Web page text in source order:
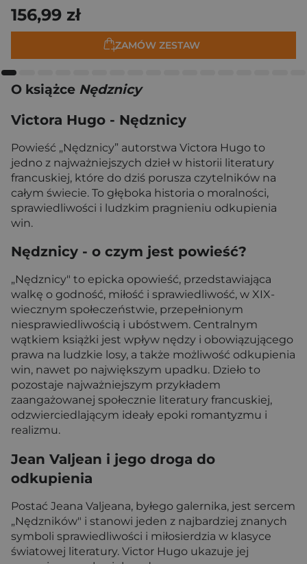
156,99 zł
ZAMÓW ZESTAW
O książce Nędznicy
Victora Hugo - Nędznicy
Powieść „Nędznicy” autorstwa Victora Hugo to
jedno z najważniejszych dzieł w historii literatury
francuskiej, które do dziś porusza czytelników na
całym świecie. To głęboka historia o moralności,
sprawiedliwości i ludzkim pragnieniu odkupienia
win.
Nędznicy - o czym jest powieść?
„Nędznicy" to epicka opowieść, przedstawiająca
walkę o godność, miłość i sprawiedliwość, w XIX-
wiecznym społeczeństwie, przepełnionym
niesprawiedliwością i ubóstwem. Centralnym
wątkiem książki jest wpływ nędzy i obowiązującego
prawa na ludzkie losy, a także możliwość odkupienia
win, nawet po największym upadku. Dzieło to
pozostaje najważniejszym przykładem
zaangażowanej społecznie literatury francuskiej,
odzwierciedlającym ideały epoki romantyzmu i
realizmu.
Jean Valjean i jego droga do
odkupienia
Postać Jeana Valjeana, byłego galernika, jest sercem
„Nędzników" i stanowi jeden z najbardziej znanych
symboli sprawiedliwości i miłosierdzia w klasyce
światowej literatury. Victor Hugo ukazuje jej